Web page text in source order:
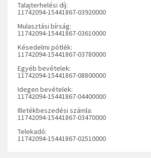
Talajterhelési díj:
11742094-15441867-03920000
Mulasztási bírság:
11742094-15441867-03610000
Késedelmi pótlék:
11742094-15441867-03780000
Egyéb bevételek:
11742094-15441867-08800000
Idegen bevételek:
11742094-15441867-04400000
Illetékbeszedési számla:
11742094-15441867-03470000
Telekadó:
11742094-15441867-02510000